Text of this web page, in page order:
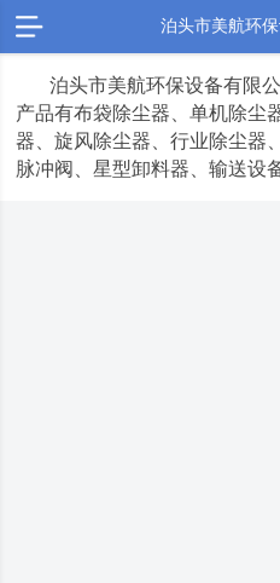
泊头市美航环
泊头市美航环保设备有限
产品有布袋除尘器、单机除尘
器、旋风除尘器、行业除尘器
脉冲阀、星型卸料器、输送设